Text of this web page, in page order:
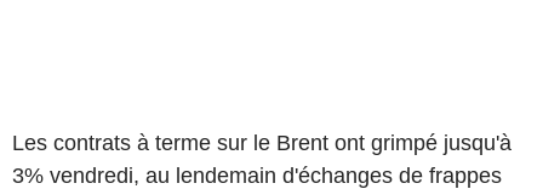
Les contrats à terme sur le Brent ont grimpé jusqu'à
3% vendredi, au lendemain d'échanges de frappes